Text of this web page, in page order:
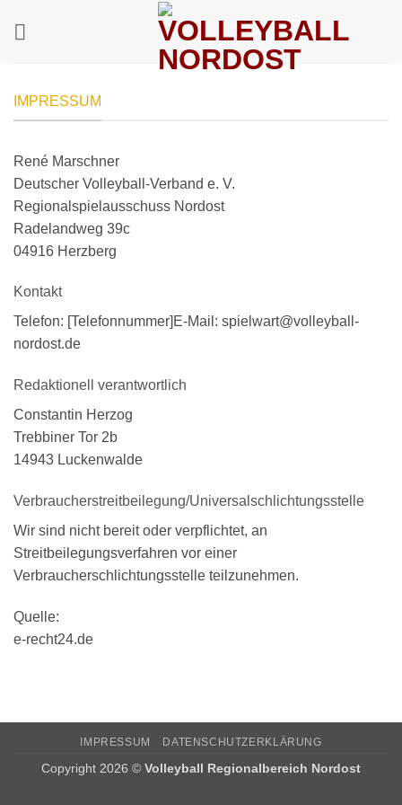
IMPRESSUM
René Marschner
Deutscher Volleyball-Verband e. V.
Regionalspielausschuss Nordost
Radelandweg 39c
04916 Herzberg
Kontakt
Telefon: [Telefonnummer]E-Mail: spielwart@volleyball-
nordost.de
Redaktionell verantwortlich
Constantin Herzog
Trebbiner Tor 2b
14943 Luckenwalde
Verbraucherstreitbeilegung/Universalschlichtungsstelle
Wir sind nicht bereit oder verpflichtet, an
Streitbeilegungsverfahren vor einer
Verbraucherschlichtungsstelle teilzunehmen.
Quelle:
e-recht24.de
IMPRESSUM DATENSCHUTZERKLÄRUNG
Copyright 2026 © Volleyball Regionalbereich Nordost